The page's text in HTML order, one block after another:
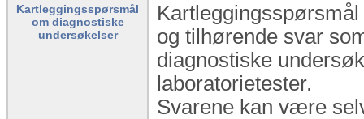
Kartleggingsspørsmål
om diagnostiske
undersøkelser
og tilhørende svar
diagnostiske
laboratorietester.
Svarene kan være